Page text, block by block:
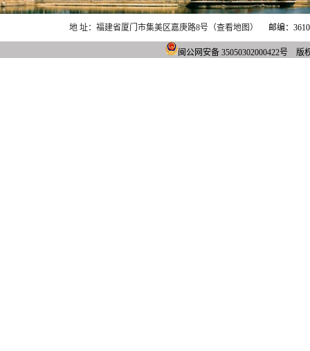
地 址：福建省厦门市集美区嘉庚路8号（查看地图） 邮编：
闽公网安备 35050302000422号